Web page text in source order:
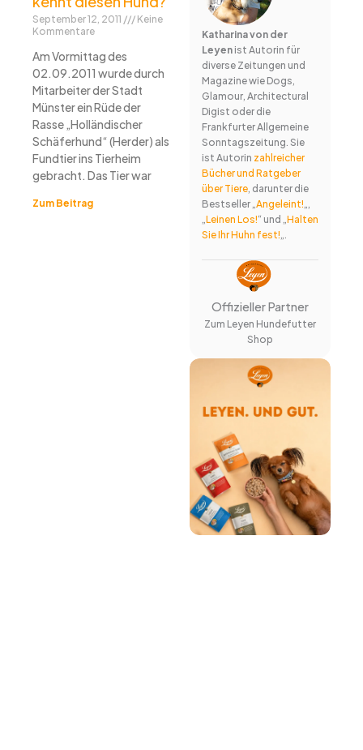
September 12, 2011
Keine
Kommentare
Am Vormittag des
02.09.2011 wurde durch
Mitarbeiter der Stadt
Münster ein Rüde der
Rasse „Holländischer
Schäferhund“ (Herder) als
Fundtier ins Tierheim
gebracht. Das Tier war
Zum Beitrag
Katharina von der
Leyenist Autorin für
diverse Zeitungen und
Magazine wie Dogs,
Glamour, Architectural
Digist oder die
Frankfurter Allgemeine
Sonntagszeitung. Sie
ist Autorin zahlreicher
Bücher und Ratgeber
über Tiere, darunter die
Bestseller „Angeleint!„,
„Leinen Los!“ und „Halten
Sie Ihr Huhn fest!„.
Offizieller Partner
Zum Leyen Hundefutter
Shop